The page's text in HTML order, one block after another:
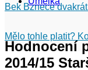
Bek Bznece
Mělo tohle platit?
Hodnocení
2014/15